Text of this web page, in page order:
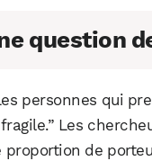
question
personnes qui
Les
de